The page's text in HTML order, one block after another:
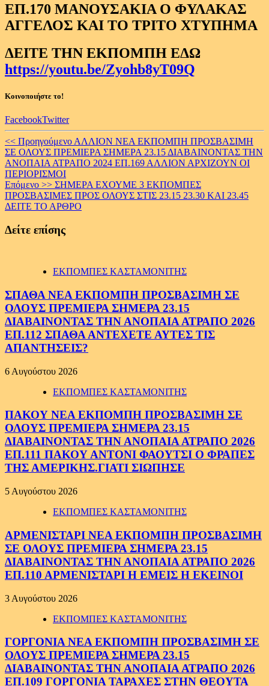
ΕΠ.170 ΜΑΝΟΥΣΑΚΙΑ Ο ΦΥΛΑΚΑΣ
ΑΓΓΕΛΟΣ ΚΑΙ ΤΟ ΤΡΙΤΟ ΧΤΥΠΗΜΑ
ΔΕΙΤΕ ΤΗΝ ΕΚΠΟΜΠΗ ΕΔΩ
https://youtu.be/Zyohb8yT09Q
Κοινοποιήστε το!
FacebookTwitter
Continue
Reading
<< Προηγούμενο ΑΛΛΙΟΝ ΝΕΑ ΕΚΠΟΜΠΗ ΠΡΟΣΒΑΣΙΜΗ
ΣΕ ΟΛΟΥΣ ΠΡΕΜΙΕΡΑ ΣΗΜΕΡΑ 23.15 ΔΙΑΒΑΙΝΟΝΤΑΣ ΤΗΝ
ΑΝΟΠΑΙΑ ΑΤΡΑΠΟ 2024 ΕΠ.169 ΑΛΛΙΟΝ ΑΡΧΙΖΟΥΝ ΟΙ
ΠΕΡΙΟΡΙΣΜΟΙ
Επόμενο >> ΣΗΜΕΡΑ ΕΧΟΥΜΕ 3 ΕΚΠΟΜΠΕΣ
ΠΡΟΣΒΑΣΙΜΕΣ ΠΡΟΣ ΟΛΟΥΣ ΣΤΙΣ 23.15 23.30 ΚΑΙ 23.45
ΔΕΙΤΕ ΤΟ ΑΡΘΡΟ
Δείτε επίσης
ΕΚΠΟΜΠΕΣ ΚΑΣΤΑΜΟΝΙΤΗΣ
ΣΠΑΘΑ ΝΕΑ ΕΚΠΟΜΠΗ ΠΡΟΣΒΑΣΙΜΗ ΣΕ
ΟΛΟΥΣ ΠΡΕΜΙΕΡΑ ΣΗΜΕΡΑ 23.15
ΔΙΑΒΑΙΝΟΝΤΑΣ ΤΗΝ ΑΝΟΠΑΙΑ ΑΤΡΑΠΟ 2026
ΕΠ.112 ΣΠΑΘΑ ΑΝΤΕΧΕΤΕ ΑΥΤΕΣ ΤΙΣ
ΑΠΑΝΤΗΣΕΙΣ?
6 Αυγούστου 2026
ΕΚΠΟΜΠΕΣ ΚΑΣΤΑΜΟΝΙΤΗΣ
ΠΑΚΟΥ ΝΕΑ ΕΚΠΟΜΠΗ ΠΡΟΣΒΑΣΙΜΗ ΣΕ
ΟΛΟΥΣ ΠΡΕΜΙΕΡΑ ΣΗΜΕΡΑ 23.15
ΔΙΑΒΑΙΝΟΝΤΑΣ ΤΗΝ ΑΝΟΠΑΙΑ ΑΤΡΑΠΟ 2026
ΕΠ.111 ΠΑΚΟΥ ΑΝΤΟΝΙ ΦΑΟΥΤΣΙ Ο ΦΡΑΠΕΣ
ΤΗΣ ΑΜΕΡΙΚΗΣ.ΓΙΑΤΙ ΣΙΩΠΗΣΕ
5 Αυγούστου 2026
ΕΚΠΟΜΠΕΣ ΚΑΣΤΑΜΟΝΙΤΗΣ
ΑΡΜΕΝΙΣΤΑΡΙ ΝΕΑ ΕΚΠΟΜΠΗ ΠΡΟΣΒΑΣΙΜΗ
ΣΕ ΟΛΟΥΣ ΠΡΕΜΙΕΡΑ ΣΗΜΕΡΑ 23.15
ΔΙΑΒΑΙΝΟΝΤΑΣ ΤΗΝ ΑΝΟΠΑΙΑ ΑΤΡΑΠΟ 2026
ΕΠ.110 ΑΡΜΕΝΙΣΤΑΡΙ Η ΕΜΕΙΣ Η ΕΚΕΙΝΟΙ
3 Αυγούστου 2026
ΕΚΠΟΜΠΕΣ ΚΑΣΤΑΜΟΝΙΤΗΣ
ΓΟΡΓΟΝΙΑ ΝΕΑ ΕΚΠΟΜΠΗ ΠΡΟΣΒΑΣΙΜΗ ΣΕ
ΟΛΟΥΣ ΠΡΕΜΙΕΡΑ ΣΗΜΕΡΑ 23.15
ΔΙΑΒΑΙΝΟΝΤΑΣ ΤΗΝ ΑΝΟΠΑΙΑ ΑΤΡΑΠΟ 2026
ΕΠ.109 ΓΟΡΓΟΝΙΑ ΤΑΡΑΧΕΣ ΣΤΗΝ ΘΕΟΥΤΑ